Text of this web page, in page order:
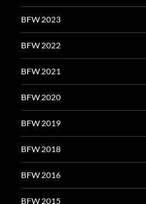
BFW 2023
BFW 2022
BFW 2021
BFW 2020
BFW 2019
BFW 2018
BFW 2016
BFW 2015